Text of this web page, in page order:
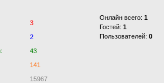
3
2
43
141
15967
Онлайн всего: 1
Гостей: 1
Пользователей: 0